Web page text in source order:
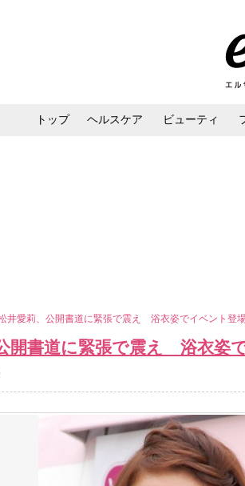
トップ ヘルスケア ビューティ
井愛莉、公開書道に緊張で震え 浴衣姿でイベント登
開書道に緊張で震え 浴衣姿